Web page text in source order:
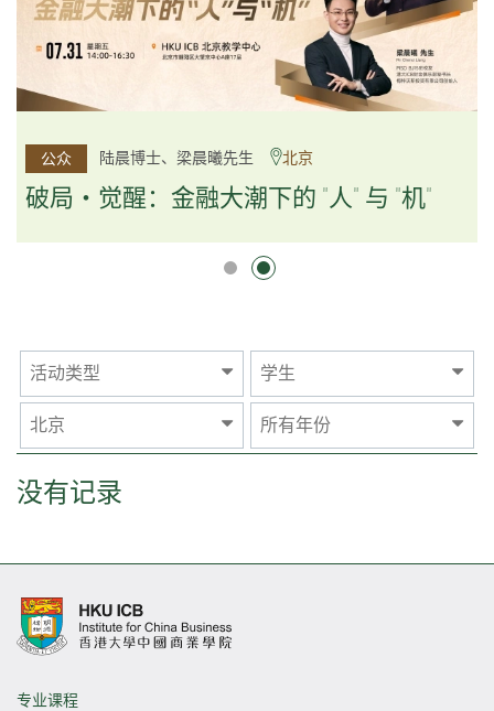
公众 杨文斌先生、邱良弼先生 广州
逻辑×算法：重塑资产配置内核
逻辑×算法：重塑资产配置内核
公众 陆晨博士、梁晨曦先生 北京
破局・觉醒：金融大潮下的 "人" 与 "机"
活动类型 学生
北京 所有年份
没有记录
专业课程